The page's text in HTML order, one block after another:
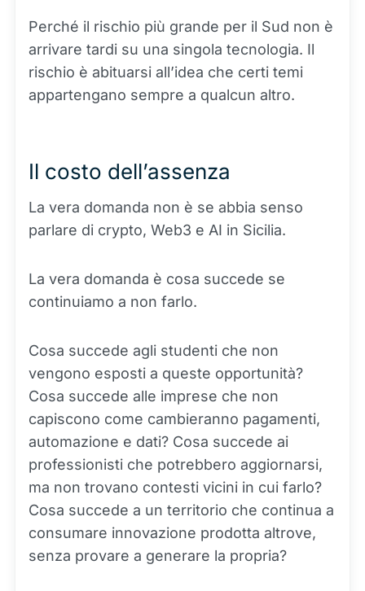
Perché il rischio più grande per il Sud non è
arrivare tardi su una singola tecnologia. Il
rischio è abituarsi all’idea che certi temi
appartengano sempre a qualcun altro.
Il costo dell’assenza
La vera domanda non è se abbia senso
parlare di crypto, Web3 e AI in Sicilia.
La vera domanda è cosa succede se
continuiamo a non farlo.
Cosa succede agli studenti che non
vengono esposti a queste opportunità?
Cosa succede alle imprese che non
capiscono come cambieranno pagamenti,
automazione e dati? Cosa succede ai
professionisti che potrebbero aggiornarsi,
ma non trovano contesti vicini in cui farlo?
Cosa succede a un territorio che continua a
consumare innovazione prodotta altrove,
senza provare a generare la propria?